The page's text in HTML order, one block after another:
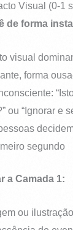
Visual (0-1
de forma
visual
forma
ou “Ignorar e
segundo
a Camada 1:
ou